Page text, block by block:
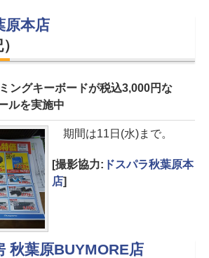
原本店
ングキーボードが税込3,000円な
ルを実施中
期間は11日(水)まで。
[撮影協力: ドスパラ秋葉原本
店]
秋葉原BUYMORE店